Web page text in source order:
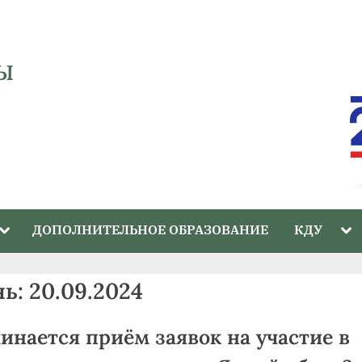
ToggleДОПОЛНИТЕЛЬНОЕ ОБРАЗОВАНИЕ КДУ
20.09.2024
приём заявок на участие в